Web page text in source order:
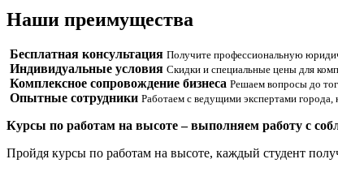
Наши преимущества
Бесплатная консультация Получите профессиональную
Индивидуальные условия Скидки и специальные цены для
Комплексное сопровождение бизнеса Решаем вопросы до
Опытные сотрудники Работаем с ведущими экспертами города,
Курсы по работам на высоте – выполняем работу с
Пройдя курсы по работам на высоте, каждый студент